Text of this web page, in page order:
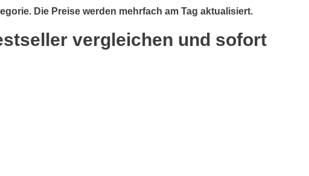
Die Preise werden mehrfach am Tag aktualisiert.
vergleichen und sofort